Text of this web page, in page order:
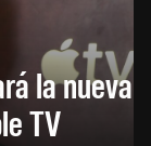
la nueva
TV